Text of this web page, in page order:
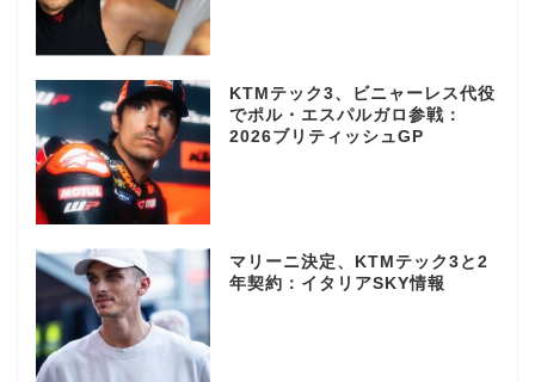
KTMテック3、ビニャーレス代役
でポル・エスパルガロ参戦：
2026ブリティッシュGP
マリーニ決定、KTMテック3と2
年契約：イタリアSKY情報